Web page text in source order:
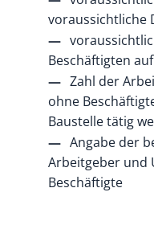
voraussichtliche
Beschäftigten
Zahl der
ohne
Baustelle tätig
Angabe der
Arbeitgeber und
Beschäftigte